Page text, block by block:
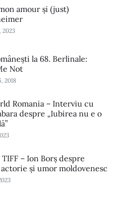
amour și (just)
2023
la 68. Berlinale:
Not
2018
Romania – Interviu cu
despre „Iubirea nu e o
– Ion Borș despre
și umor moldovenesc